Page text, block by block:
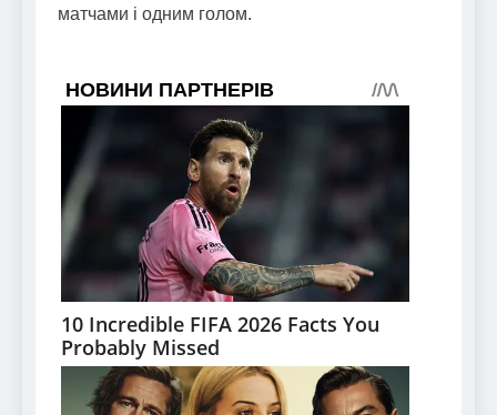
матчами і одним голом.